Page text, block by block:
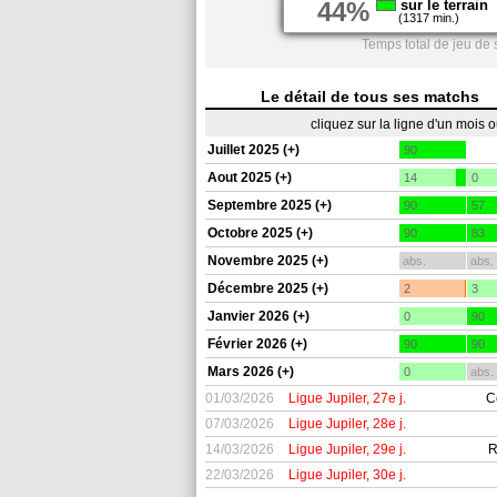
44% sur le terrain
(1317 min.)
Temps total de jeu
Le détail de tous ses matchs
cliquez sur la ligne d'un mois
Juillet 2025 (+)
90
Aout 2025 (+) 14 0
Septembre 2025 (+) 90 57
Octobre 2025 (+) 90 83
Novembre 2025 (+) abs. abs.
Décembre 2025 (+) 2 3
Janvier 2026 (+) 0 90
Février 2026 (+) 90 90
Mars 2026 (+) 0 abs.
01/03/2026 Ligue Jupiler, 27e j.
07/03/2026
Ligue Jupiler, 28e j.
14/03/2026
Ligue Jupiler, 29e j.
22/03/2026
Ligue Jupiler, 30e j.